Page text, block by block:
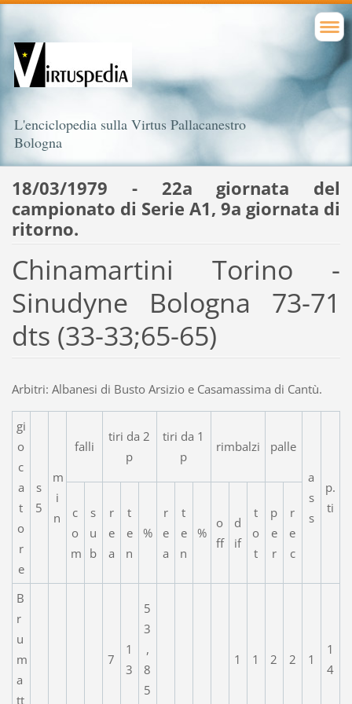
L'enciclopedia sulla Virtus Pallacanestro
Bologna
18/03/1979 - 22a giornata del
campionato di Serie A1, 9a giornata di
ritorno.
Chinamartini Torino -
Sinudyne Bologna 73-71
dts (33-33;65-65)
Arbitri: Albanesi di Busto Arsizio e Casamassima di Cantù.
gi
o
c
a
t
o
r
e
s
5
m
i
n
falli
tiri da 2
p
tiri da 1
p
rimbalzi
palle
a
s
s
p.
ti
c
o
m
s
u
b
r
e
a
t
e
n
%
r
e
a
t
e
n
%
o
ff
d
if
t
o
t
p
e
r
r
e
c
B
r
u
m
a
tt
7
1
3
5
3
,
8
5
1 1 2 2 1
1
4